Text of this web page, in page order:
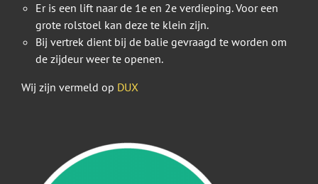
Er is een lift naar de 1e en 2e verdieping. Voor een
grote rolstoel kan deze te klein zijn.
Bij vertrek dient bij de balie gevraagd te worden om
de zijdeur weer te openen.
Wij zijn vermeld op DUX